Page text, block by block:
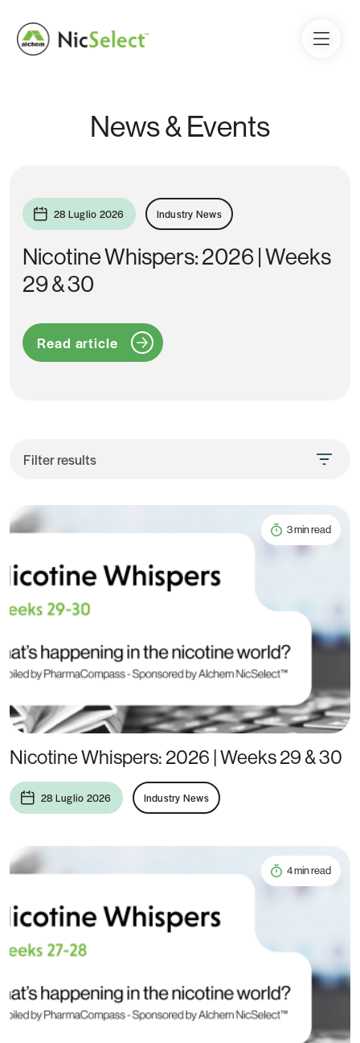
News & Events
28 Luglio 2026 Industry News
Nicotine Whispers: 2026 | Weeks
29 & 30
Read article
Filter results
3 min read
Nicotine Whispers: 2026 | Weeks 29 & 30
28 Luglio 2026 Industry News
4 min read